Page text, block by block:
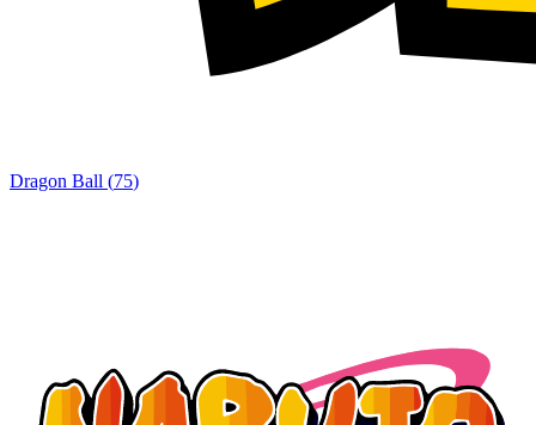
Dragon Ball (75)